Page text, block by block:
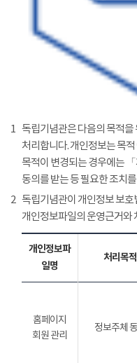
1 독립기념관은 다음의 목적을
처리합니다. 개인정보는 목
목적이 변경되는 경우에는
동의를 받는 등 필요한 조치
2 독립기념관이 개인정보 보호
개인정보파일의 운영근거와
개인정보파
일명
처리목적
홈페이지
회원 관리
정보주체